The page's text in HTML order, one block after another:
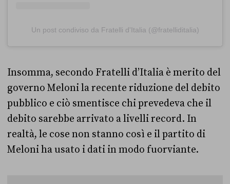
Un post condiviso da Fratelli d'Italia (@fratelliditalia)
Insomma, secondo Fratelli d’Italia è merito del
governo Meloni la recente riduzione del debito
pubblico e ciò smentisce chi prevedeva che il
debito sarebbe arrivato a livelli record. In
realtà, le cose non stanno così e il partito di
Meloni ha usato i dati in modo fuorviante.